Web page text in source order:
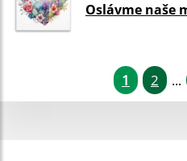
Oslávme naše
1 2 ...